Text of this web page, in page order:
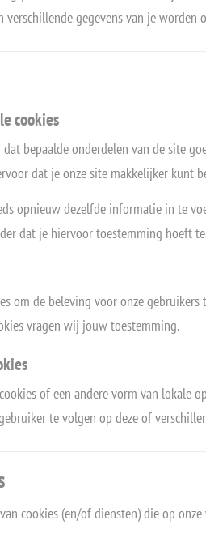
verschillende gegevens van je worden
cookies
bepaalde onderdelen van de site
dat je onze site makkelijker kunt
opnieuw dezelfde informatie in te
dat je hiervoor toestemming hoeft
om de beleving voor onze
vragen wij jouw toestemming.
of een andere vorm van lokale
te volgen op deze of
cookies (en/of diensten) die op